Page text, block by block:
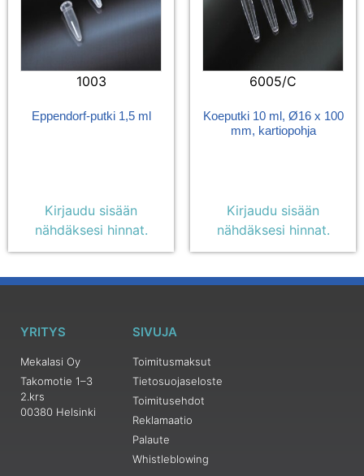
1003
Eppendorf-putki 1,5 ml
Kirjaudu sisään
nähdäksesi hinnat.
6005/C
Koeputki 10 ml, Ø16 x 100
mm, kartiopohja
Kirjaudu sisään
nähdäksesi hinnat.
YRITYS
Mekalasi Oy
Takomotie 1–3
2.krs
00380 Helsinki
SIVUJA
Toimitusmaksut
Tietosuojaseloste
Toimitusehdot
Reklamaatio
Palaute
Whistleblowing